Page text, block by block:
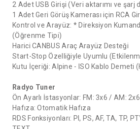
2 Adet USB Girişi (Veri aktarımı ve şarj
1 Adet Geri Görüş Kamerası için RCA
Kontrol ve Arayüz: * Direksiyon
(Öğrenme Tipi)
Harici CANBUS Araç Arayüz Desteği
Start-Stop Özelliğiyle Uyumlu
Kutu İçeriği: Alpine - ISO Kablo Demeti
Radyo Tuner
Ön Ayarlı İstasyonlar: FM: 3x6 / AM: 2x6
Hafıza: Otomatik Hafıza
RDS Fonksiyonları: PI, PS, AF, TA, TP,